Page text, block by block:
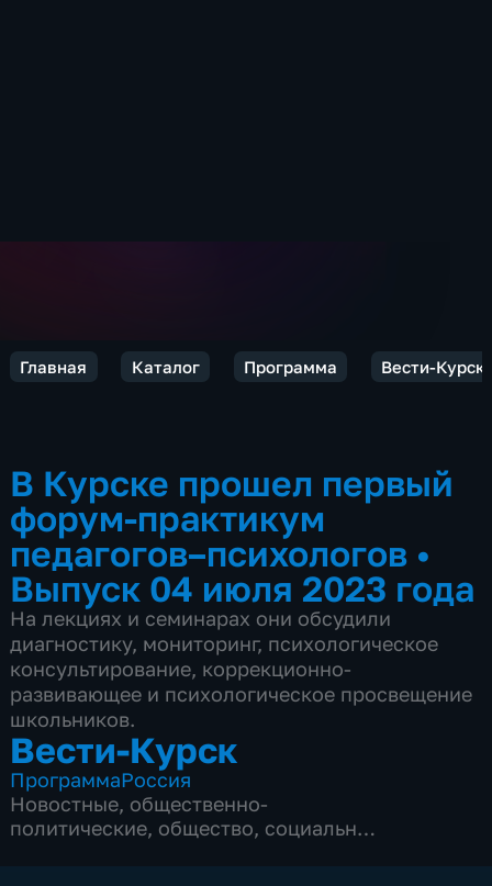
Главная Каталог Программа Вести-Курск
В Курске прошел первый
форум-практикум
педагогов–психологов •
Выпуск 04 июля 2023 года
На лекциях и семинарах они обсудили
диагностику, мониторинг, психологическое
консультирование, коррекционно-
развивающее и психологическое просвещение
школьников.
Вести-Курск
ПрограммаРоссия
Новостные, общественно-
политические, общество, социально-